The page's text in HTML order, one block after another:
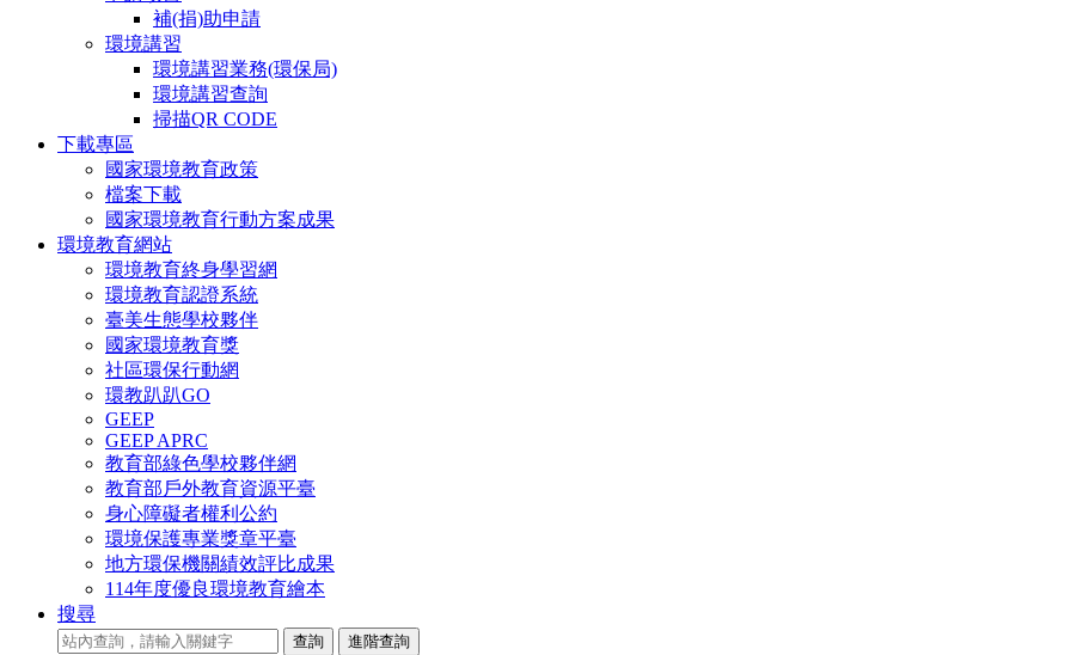
補(捐)助申請
環境講習
環境講習業務(環保局)
環境講習查詢
掃描QR CODE
下載專區
國家環境教育政策
檔案下載
國家環境教育行動方案成果
環境教育網站
環境教育終身學習網
環境教育認證系統
臺美生態學校夥伴
國家環境教育獎
社區環保行動網
環教趴趴GO
GEEP
GEEP APRC
教育部綠色學校夥伴網
教育部戶外教育資源平臺
身心障礙者權利公約
環境保護專業獎章平臺
地方環保機關績效評比成果
114年度優良環境教育繪本
搜尋